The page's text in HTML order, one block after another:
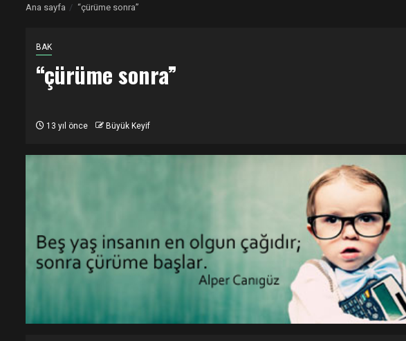
Ana sayfa “çürüme sonra”
BAK
“çürüme sonra”
13 yıl önce Büyük Keyif